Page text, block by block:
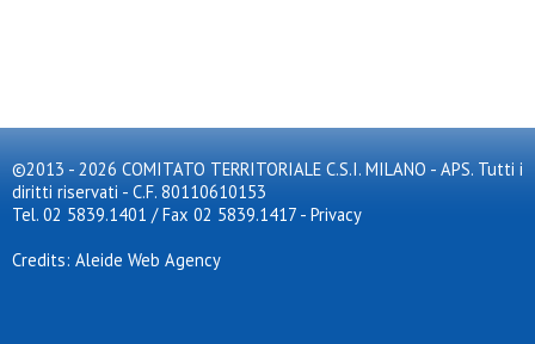
©2013 - 2026 COMITATO TERRITORIALE C.S.I. MILANO - APS. Tutti i
diritti riservati - C.F. 80110610153
Tel. 02 5839.1401 / Fax 02 5839.1417 - Privacy
Credits: Aleide Web Agency